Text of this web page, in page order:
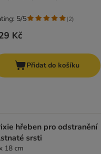
Kč
5/5 (2)
Přidat do košíku
hřeben pro odstranění
srsti
18 cm